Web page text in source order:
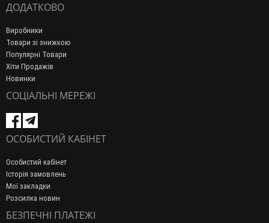
ДОДАТКОВО
Виробники
Товари зі знижкою
Популярні Товари
Хіти Продажів
Новинки
СОЦІАЛЬНІ МЕРЕЖІ
ОСОБИСТИЙ КАБІНЕТ
Особистий кабінет
Історія замовлень
Мої закладки
Розсилка новин
БЕЗПЕЧНІ ПЛАТЕЖІ